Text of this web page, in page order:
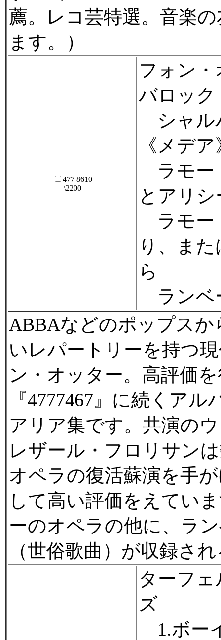
薦。レコ芸特選。音楽
ます。）
477 8610
\2200
フォン
バロック
シャル
《メデ
ラモー
とアリ
ラモー
り、ま
ら
ランベ
ABBAなどのポップス
いレパートリーを持つ
ン・オッター。高評価
『4777467』に続くア
アリア集です。共演の
レザール・フロリサン
オペラの復活蘇演を手
して高い評価をえてい
ーのオペラの他に、ラ
（世俗歌曲）が収録さ
ターフ
ズ
1.ボー